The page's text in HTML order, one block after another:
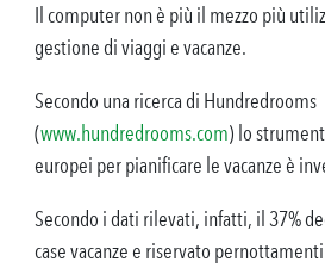
Il computer non è più il mezzo più
gestione di viaggi e vacanze.
Secondo una ricerca di Hundredrooms
(www.hundredrooms.com) lo
europei per pianificare le vacanze è
Secondo i dati rilevati, infatti, il 37%
case vacanze e riservato